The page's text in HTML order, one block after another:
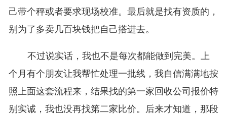
己带个秤或者要求现场校准。最后就是找有资质的，
别为了多卖几百块钱把自己搭进去。
不过说实话，我也不是每次都能做到完美。上
个月有个朋友让我帮忙处理一批线，我自信满满地按
照上面这套流程来，结果找的第一家回收公司报价特
别实诚，我也没再找第二家比价。后来才知道，那段